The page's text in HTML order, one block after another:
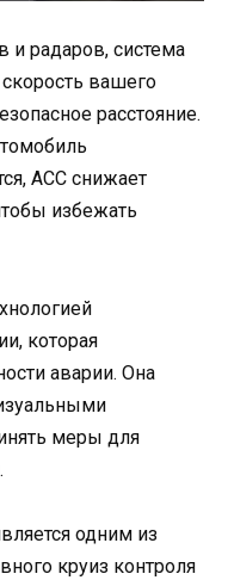
и радаров, система
скорость вашего
расстояние.
ACC снижает
избежать
которая
аварии. Она
меры для
одним из
круиз контроля